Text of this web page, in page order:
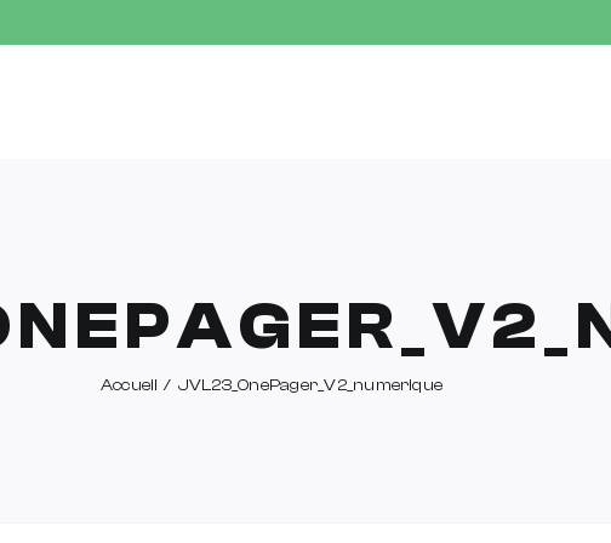
Accueil JVL23_OnePager_V2_numerique